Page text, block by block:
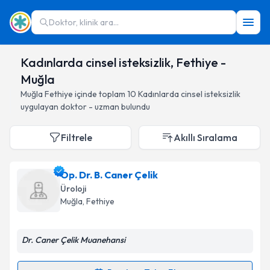
Doktor, klinik ara...
Kadınlarda cinsel isteksizlik, Fethiye -
Muğla
Muğla Fethiye içinde toplam 10 Kadınlarda cinsel isteksizlik
uygulayan doktor - uzman bulundu
Filtrele Akıllı Sıralama
Op. Dr. B. Caner Çelik
Üroloji
Muğla, Fethiye
Dr. Caner Çelik Muanehansi